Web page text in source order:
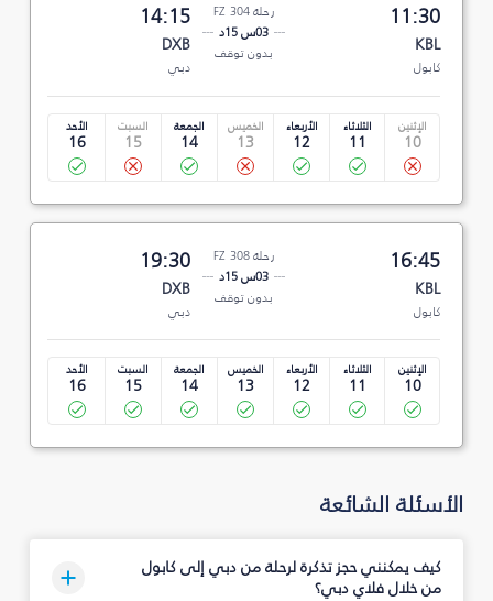
11:30
KBL
كابول
رحلة FZ 304
03س 15د
بدون توقف
14:15
DXB
دبي
الإثنين
10
الثلاثاء
11
الأربعاء
12
الخميس
13
الجمعة
14
السبت
15
الأحد
16
16:45
KBL
كابول
رحلة FZ 308
03س 15د
بدون توقف
19:30
DXB
دبي
الإثنين
10
الثلاثاء
11
الأربعاء
12
الخميس
13
الجمعة
14
السبت
15
الأحد
16
الأسئلة الشائعة
كيف يمكنني حجز تذكرة لرحلة من دبي إلى كابول
من خلال فلاي دبي؟